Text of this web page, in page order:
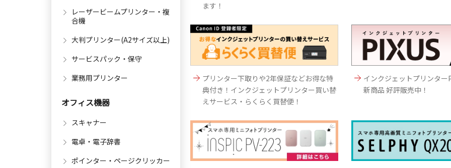
レーザービームプリンター・複
合機
大判プリンター(A2サイズ以上)
サービスパック・保守
業務用プリンター
オフィス機器
スキャナー
電卓・電子辞書
ポインター・ページクリッカー
ます！
プリンター下取りや2年保証などお得な特
典付き！インクジェットプリンター買い替
えサービス・らくらく買替便！
インクジェットプリンター
新商品 好評販売中！